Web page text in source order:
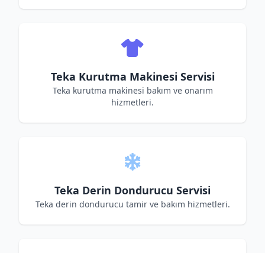
Teka Kurutma Makinesi Servisi
Teka kurutma makinesi bakım ve onarım
hizmetleri.
Teka Derin Dondurucu Servisi
Teka derin dondurucu tamir ve bakım hizmetleri.